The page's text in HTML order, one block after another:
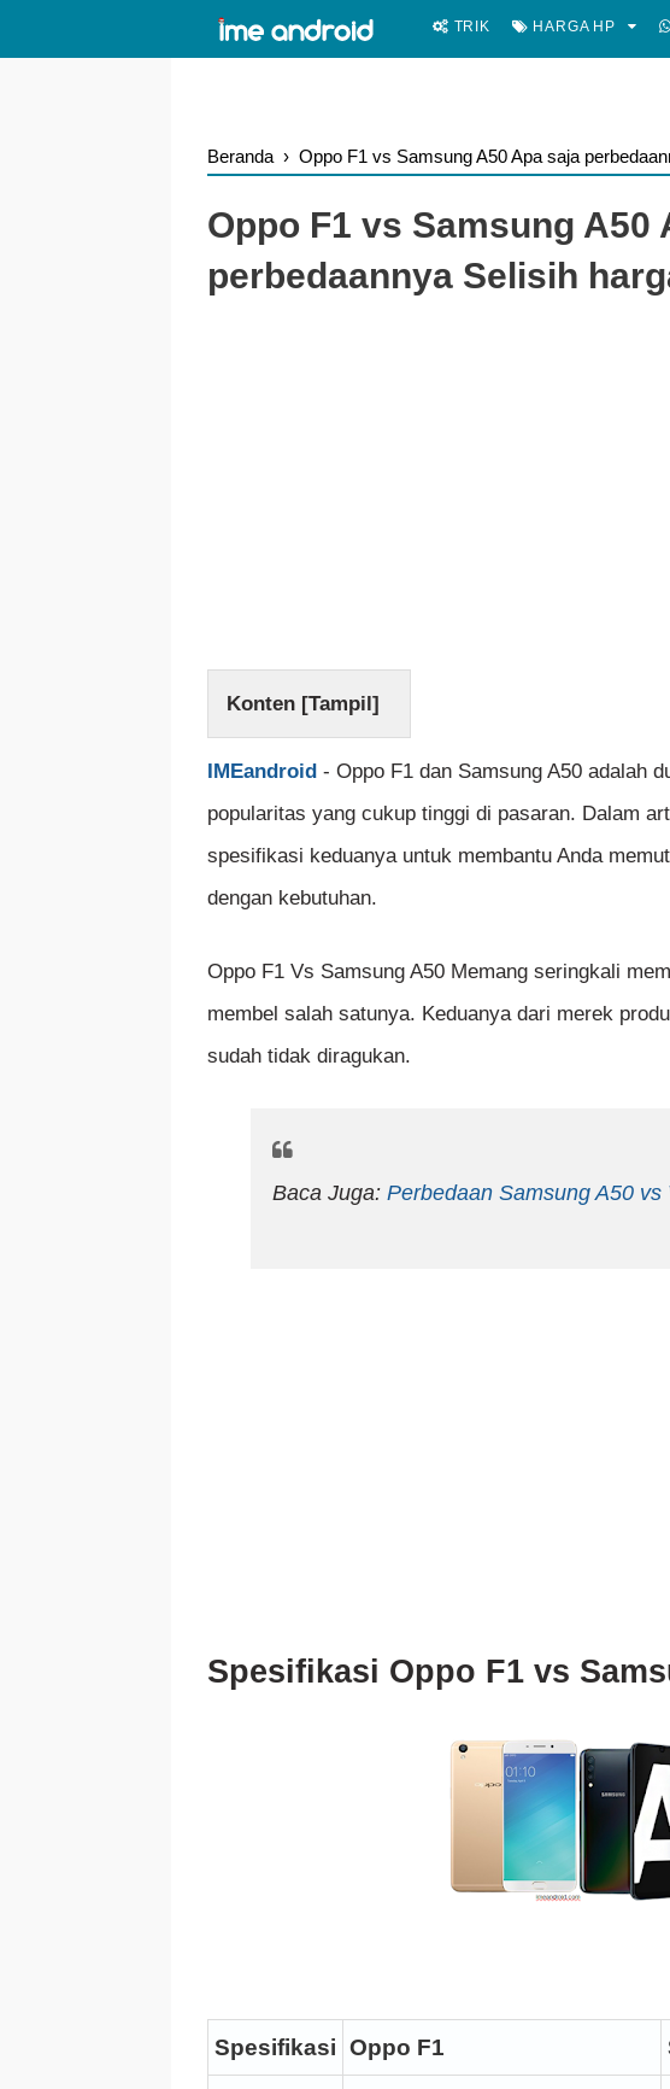
TRIK HARGA HP
Beranda › Oppo F1 vs Samsung A50 Apa saja
Oppo F1 vs Samsung A50
perbedaannya Selisih
Konten [Tampil]
IMEandroid - Oppo F1 dan Samsung A50 adalah
popularitas yang cukup tinggi di pasaran. Dalam
spesifikasi keduanya untuk membantu Anda
dengan kebutuhan.
Oppo F1 Vs Samsung A50 Memang seringkali
membel salah satunya. Keduanya dari merek
sudah tidak diragukan.
Baca Juga: Perbedaan Samsung A50 vs
Spesifikasi Oppo F1 vs
Spesifikasi Oppo F1